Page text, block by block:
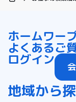
ホームワー
よくあるご
ログイン
地域から